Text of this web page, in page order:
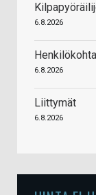
6.8.2026
6.8.2026
Liittymät
6.8.2026